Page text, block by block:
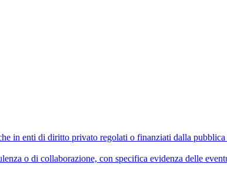
in enti di diritto privato regolati o finanziati dalla
o di collaborazione, con specifica evidenza delle